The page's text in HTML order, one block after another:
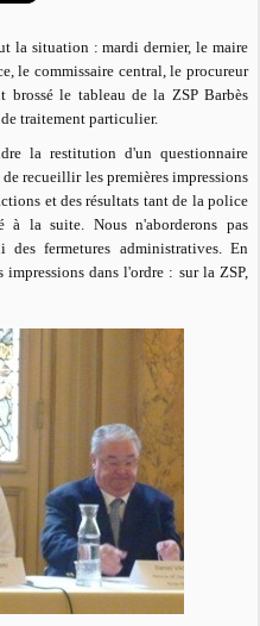
la situation : mardi dernier, le maire
le commissaire central, le procureur
le tableau de la ZSP Barbès
traitement particulier.
la restitution d'un questionnaire
recueillir les premières impressions
et des résultats tant de la police
la suite. Nous n'aborderons pas
fermetures administratives. En
dans l'ordre : sur la ZSP,